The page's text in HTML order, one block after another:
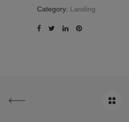
Category: Landing